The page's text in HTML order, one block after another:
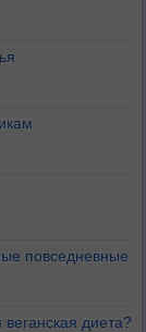
повседневные
диета?